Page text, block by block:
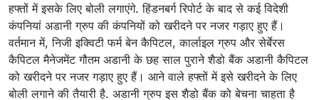
हफ्तों में इसके लिए बोली लगाएंगे. हिंडनबर्ग रिपोर्ट के बाद से कई विदेशी
कंपनियां अडानी ग्रुप की कंपनियों को खरीदने पर नजर गड़ाए हुए हैं।
वर्तमान में, निजी इक्विटी फर्म बेन कैपिटल, कार्लाइल ग्रुप और सेर्बेरस
कैपिटल मैनेजमेंट गौतम अडानी के छह साल पुराने शैडो बैंक अडानी कैपिटल
को खरीदने पर नजर गड़ाए हुए हैं। आने वाले हफ्तों में इसे खरीदने के लिए
बोली लगाने की तैयारी है. अडानी ग्रुप इस शैडो बैंक को बेचना चाहता है